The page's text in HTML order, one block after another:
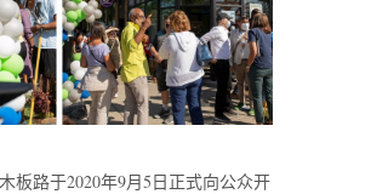
板路于2020年9月5日正式向公众开